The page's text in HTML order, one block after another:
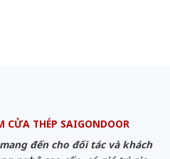
CỬA THÉP SAIGONDOOR
đến cho đối tác và khách